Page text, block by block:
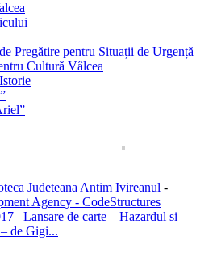
Pregătire pentru Situații de Urgență
Cultură Vâlcea
Judeteana Antim Ivireanul -
Agency - CodeStructures
Lansare de carte – Hazardul si
de Gigi...